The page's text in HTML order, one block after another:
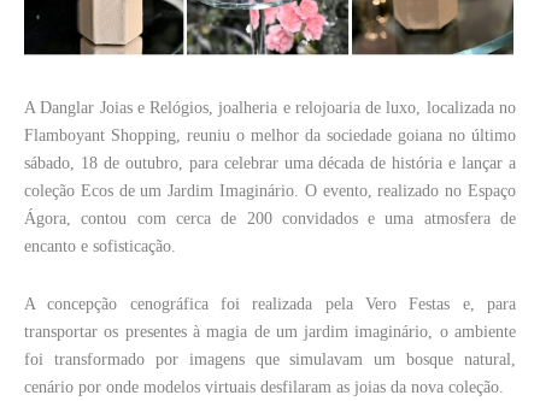
A Danglar Joias e Relógios, joalheria e relojoaria de luxo, localizada no
Flamboyant Shopping, reuniu o melhor da sociedade goiana no último
sábado, 18 de outubro, para celebrar uma década de história e lançar a
coleção Ecos de um Jardim Imaginário. O evento, realizado no Espaço
Ágora, contou com cerca de 200 convidados e uma atmosfera de
encanto e sofisticação.
A concepção cenográfica foi realizada pela Vero Festas e, para
transportar os presentes à magia de um jardim imaginário, o ambiente
foi transformado por imagens que simulavam um bosque natural,
cenário por onde modelos virtuais desfilaram as joias da nova coleção.